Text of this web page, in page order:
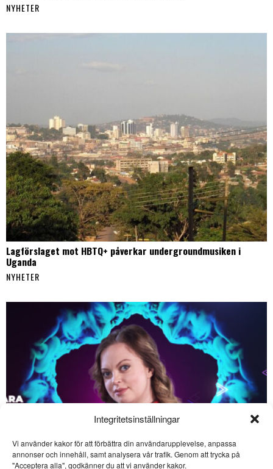
Integritetsinställningar
Vi använder kakor för att förbättra din användarupplevelse, anpassa
annonser och innehåll, samt analysera vår trafik. Genom att trycka på
"Acceptera alla", godkänner du att vi använder kakor.
NYHETER
Lagförslaget mot HBTQ+ påverkar undergroundmusiken i
Uganda
NYHETER